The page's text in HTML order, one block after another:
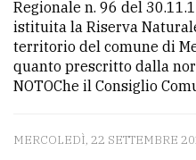
Regionale n. 96 del
istituita la Riserva
territorio del comune di
quanto prescritto dalla
NOTOChe il Consiglio
MERCOLEDÌ, 22 SETTEMBRE